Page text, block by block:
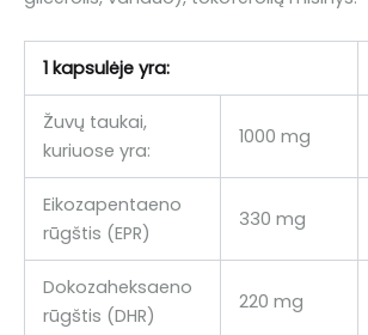
1 kapsulėje yra:
Žuvų taukai,
kuriuose yra:
1000 mg
Eikozapentaeno
rūgštis (EPR)
330 mg
Dokozaheksaeno
rūgštis (DHR)
220 mg